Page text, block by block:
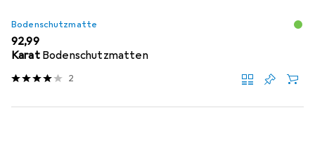
Bodenschutzmatte
EUR
92,99
Karat Bodenschutzmatten
2